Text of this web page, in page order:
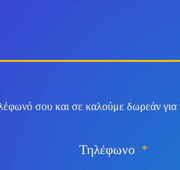
σου και σε καλούμε δωρεάν
Τηλέφωνο